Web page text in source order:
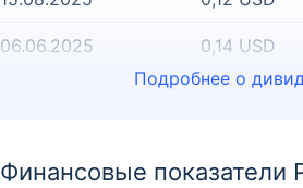
06.06.2025 0,14 USD
Подробнее о
Финансовые показатели